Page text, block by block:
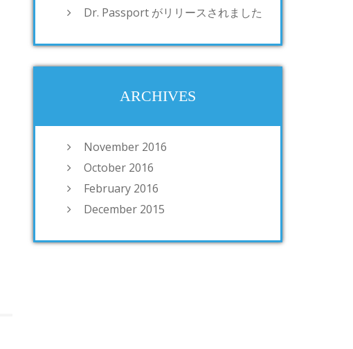
Dr. Passport がリリースされました
ARCHIVES
November 2016
October 2016
February 2016
December 2015